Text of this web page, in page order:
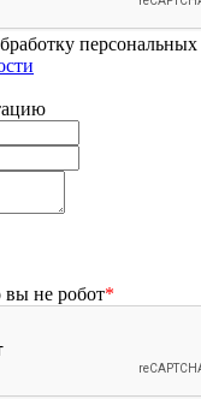
вы не робот*